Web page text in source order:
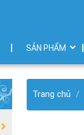
SẢN PHẨM
Trang chủ